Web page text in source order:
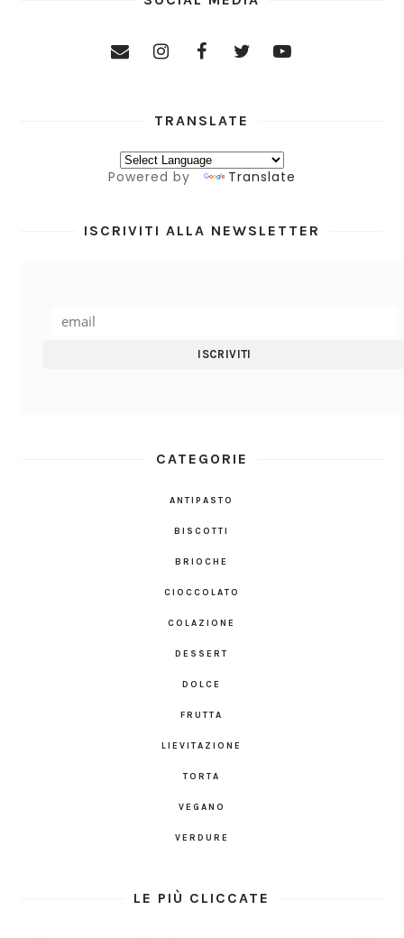
TRANSLATE
Powered by Translate
ISCRIVITI ALLA NEWSLETTER
CATEGORIE
ANTIPASTO
BISCOTTI
BRIOCHE
CIOCCOLATO
COLAZIONE
DESSERT
DOLCE
FRUTTA
LIEVITAZIONE
TORTA
VEGANO
VERDURE
LE PIÙ CLICCATE